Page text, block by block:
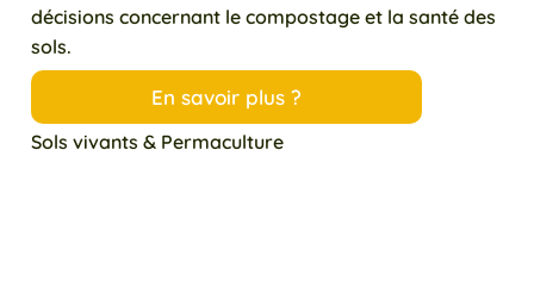
décisions concernant le compostage et la santé des
sols.
En savoir plus ?
Sols vivants & Permaculture